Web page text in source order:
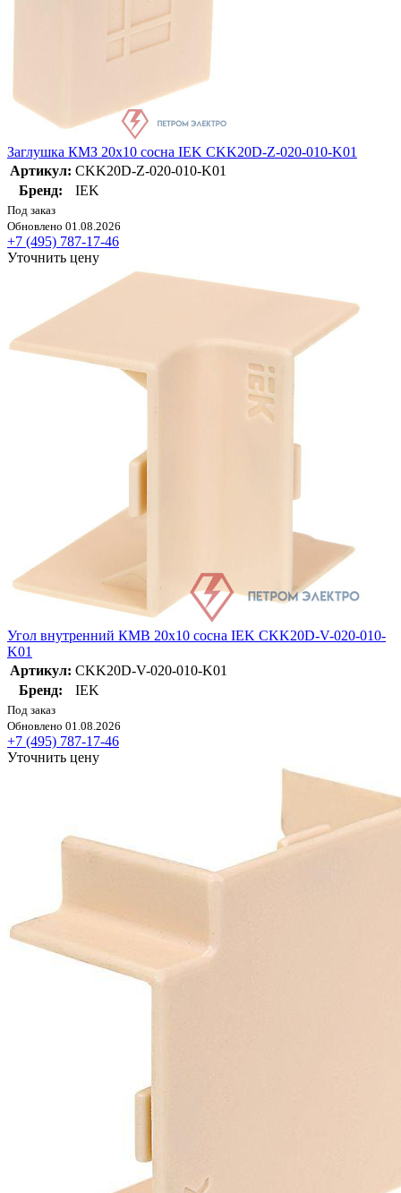
Заглушка КМЗ 20х10 сосна IEK CKK20D-Z-020-010-K01
Артикул: CKK20D-Z-020-010-K01
Бренд:
IEK
Под заказ
Обновлено 01.08.2026
+7 (495) 787-17-46
Уточнить цену
Угол внутренний КМВ 20х10 сосна IEK CKK20D-V-020-010-
K01
Артикул: CKK20D-V-020-010-K01
Бренд:
IEK
Под заказ
Обновлено 01.08.2026
+7 (495) 787-17-46
Уточнить цену